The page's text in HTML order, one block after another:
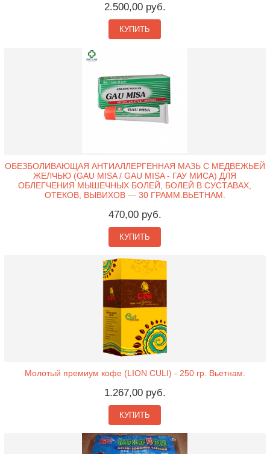
2.500,00 руб.
КУПИТЬ
ОБЕЗБОЛИВАЮЩАЯ АНТИАЛЛЕРГЕННАЯ МАЗЬ С МЕДВЕЖЬЕЙ
ЖЕЛЧЬЮ (GAU MISA / GAU MISA - ГАУ МИСА) ДЛЯ
ОБЛЕГЧЕНИЯ МЫШЕЧНЫХ БОЛЕЙ, БОЛЕЙ В СУСТАВАХ,
ОТЕКОВ, ВЫВИХОВ — 30 ГРАММ.ВЬЕТНАМ.
470,00 руб.
КУПИТЬ
Молотый премиум кофе (LION CULI) - 250 гр. Вьетнам.
1.267,00 руб.
КУПИТЬ